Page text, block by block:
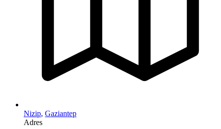
Nizip, Gaziantep
Adres